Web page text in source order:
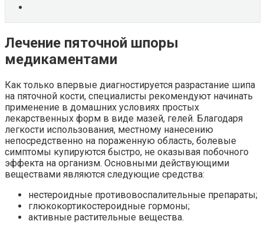
Лечение пяточной шпоры
медикаментами
Как только впервые диагностируется разрастание шипа
на пяточной кости, специалисты рекомендуют начинать
применение в домашних условиях простых
лекарственных форм в виде мазей, гелей. Благодаря
легкости использования, местному нанесению
непосредственно на пораженную область, болевые
симптомы купируются быстро, не оказывая побочного
эффекта на организм. Основными действующими
веществами являются следующие средства:
нестероидные противовоспалительные препараты;
глюкокортикостероидные гормоны;
активные растительные вещества.